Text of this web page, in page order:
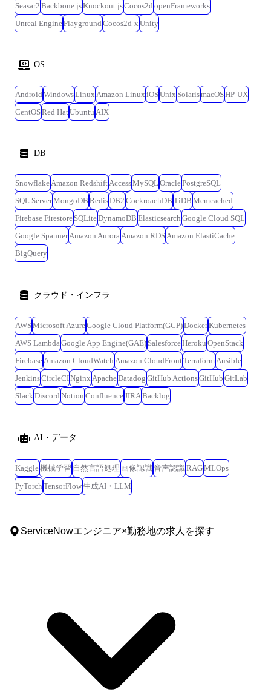
Seasar2 Backbone.jsKnockout.jsCocos2d openFrameworks
Unreal EnginePlayground Cocos2d-x Unity
OS
Android WindowsLinux Amazon Linux iOSUnix SolarismacOSHP-UX
CentOSRed HatUbuntu AIX
DB
Snowflake Amazon Redshift AccessMySQL OraclePostgreSQL
SQL ServerMongoDB RedisDB2 CockroachDB TiDB Memcached
Firebase Firestore SQLiteDynamoDB Elasticsearch Google Cloud SQL
Google Spanner Amazon Aurora Amazon RDS Amazon ElastiCache
BigQuery
クラウド・インフラ
AWSMicrosoft AzureGoogle Cloud Platform(GCP)DockerKubernetes
AWS Lambda Google App Engine(GAE) SalesforceHeroku OpenStack
Firebase Amazon CloudWatch Amazon CloudFrontTerraform Ansible
JenkinsCircleCINginx ApacheDatadog GitHub ActionsGitHub GitLab
Slack Discord Notion ConfluenceJIRA Backlog
AI・データ
Kaggle機械学習 自然言語処理 画像認識 音声認識 RAGMLOps
PyTorch TensorFlow生成AI・LLM
ServiceNowエンジニア×勤務地の求人を探す